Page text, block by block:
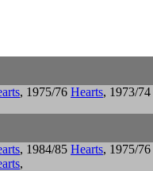
, 1975/76 Hearts, 1973/74
, 1984/85 Hearts, 1975/76
,